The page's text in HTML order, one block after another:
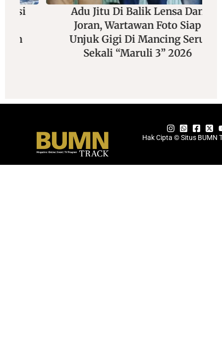
Adu Jitu Di Balik Lensa Dan
Joran, Wartawan Foto Siap
Unjuk Gigi Di Mancing Seru
Sekali “Maruli 3” 2026
Hak Cipta © Situs BUMN